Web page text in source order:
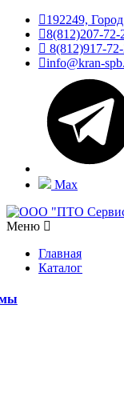
192249,
8(812)207-72-
8(812)917-
info@kran-
Max
Меню
Главная
Каталог